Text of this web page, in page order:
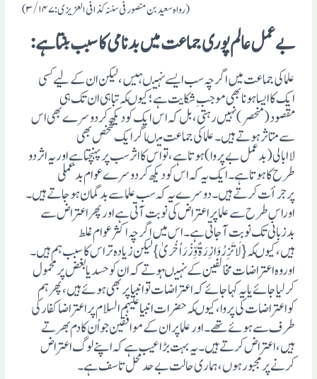
(رواہ سعید بن منصور فی سننہ کذا فی العزیزی :۳/۱۴۷)
بے عمل عالم پوری جماعت میں بدنامی کا سبب بنتا ہے :
علماکی جماعت میں اگرچہ سب ایسے نہیںہیں،لیکن ان کے لیے کسی
ایک کاایساہونابھی موجب ِشکایت ہے ؛کیوںکہ تباہی ان تک ہی
مقصود(منحصر)نہیں رہتی ،بل کہ اس ایک کودیکھ کردوسرے بھی اس
سے متاثرہوتے ہیں۔علماکی جماعت میںاگرایک شخص بھی
لاابالی(بدعمل بے پروا) ہوتاہے ،تواس کااثرسب پرپہنچتاہے اوریہ اثر دو
طرح کاہوتاہے ۔ایک یہ کہ اس کودیکھ کردوسرے عوام بدعملی
پرجرأت کرتے ہیں۔دوسرے یہ کہ سب علماسے بدگمان ہوجاتے ہیں۔
اوراس طرح سے علماپراعتراض کی نوبت آتی ہے اورپھراعتراض سے
بدزبانی تک نوبت آجاتی ہے ۔اس میں اگرچہ اکثرعوام غلط
ہیں،کیوںکہ{لَاتَزِرُوَازِرَۃٌ وِّزْرَاُخْریٰ}لیکن زیادہ تراس کاسبب ہم ہیں۔
اوروہ اعتراضات مخالفین کے نہیںہوتے کہ ان کوحسدیابغض پرمحمول
کرلیاجائے یایہ کہاجائے کہ اعتراضات توانبیاپربھی ہوئے ہیں،پھرہم
کواعتراضات کی پروا،کیوںکہ حضرات انبیاعلیہم السلام پراعتراضا کفار کی
طرف سے ہوئے تھے۔اورعلماپران کے موافقین جواُن کادم بھرتے
ہیں،اعتراض کرتے ہیں۔یہ بہت بڑا عیب ہے کہ اپنے لوگ اعتراض
کرنے پرمجبورہوں،ہماری حالت بے حدمحل تاسف ہے ۔